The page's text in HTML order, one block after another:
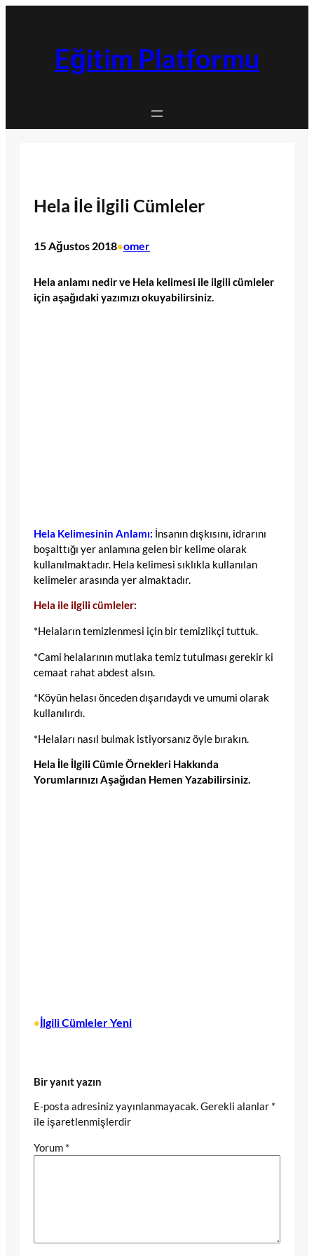
Eğitim Platformu
Hela İle İlgili Cümleler
15 Ağustos 2018•omer
Hela anlamı nedir ve Hela kelimesi ile ilgili cümleler
için aşağıdaki yazımızı okuyabilirsiniz.
Hela Kelimesinin Anlamı: İnsanın dışkısını, idrarını
boşalttığı yer anlamına gelen bir kelime olarak
kullanılmaktadır. Hela kelimesi sıklıkla kullanılan
kelimeler arasında yer almaktadır.
Hela ile ilgili cümleler:
*Helaların temizlenmesi için bir temizlikçi tuttuk.
*Cami helalarının mutlaka temiz tutulması gerekir ki
cemaat rahat abdest alsın.
*Köyün helası önceden dışarıdaydı ve umumi olarak
kullanılırdı.
*Helaları nasıl bulmak istiyorsanız öyle bırakın.
Hela İle İlgili Cümle Örnekleri Hakkında
Yorumlarınızı Aşağıdan Hemen Yazabilirsiniz.
•İlgili Cümleler Yeni
Bir yanıt yazın
E-posta adresiniz yayınlanmayacak.Gerekli alanlar *
ile işaretlenmişlerdir
Yorum *